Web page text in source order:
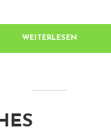
WEITERLESEN